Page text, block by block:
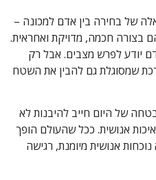
של בחירה בין אדם למכונה –
בצורה חכמה, מדויקת ואחראית.
יודע לפרש מצבים. אבל רק
שמסוגלת גם להבין את השטח
של היום חייב להיבנות לא
אנושית. ככל שהעולם הופך
אנושית מיומנת, רגישה